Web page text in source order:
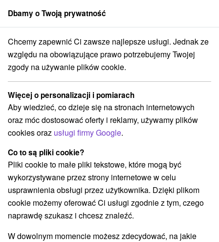
członek grupySorger
Atrakcje na Słowacji Sporty Malinô Brdo
Sporty Malinô Brdo
Kategorie
Wszystkie kategorie
Atrakcje z adrenaliną(5)
Atrakcje turystyczne(1) Muzea i galerie
Escaperoom (1) Tarcze
Pomniki(1) Wodospady(2)
Ośrodki i miasteczka dziecięce(1)
Zamki, pałace, ruiny(1)
Loty widokowe i rejsy wycieczkowe (1) Sporty(2)
Jazda konna(1) Skanseny(1) Ośrodek narciarski
Túry a turistické chodníky
Dbamy o Twoją prywatność
Chcemy zapewnić Ci zawsze najlepsze usługi. Jednak ze
względu na obowiązujące prawo potrzebujemy Twojej
zgody na używanie plików cookie.
Więcej o personalizacji i pomiarach
Aby wiedzieć, co dzieje się na stronach internetowych
oraz móc dostosować oferty i reklamy, używamy plików
cookies oraz usługi firmy Google.
Co to są pliki cookie?
Pliki cookie to małe pliki tekstowe, które mogą być
wykorzystywane przez strony internetowe w celu
usprawnienia obsługi przez użytkownika. Dzięki plikom
cookie możemy oferować Ci usługi zgodnie z tym, czego
naprawdę szukasz i chcesz znaleźć.
W dowolnym momencie możesz zdecydować, na jakie